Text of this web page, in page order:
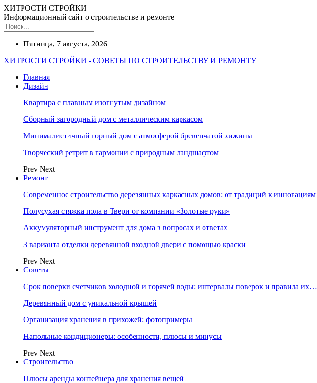
ХИТРОСТИ СТРОЙКИ
Информационный сайт о строительстве и ремонте
Пятница, 7 августа, 2026
ХИТРОСТИ СТРОЙКИ - СОВЕТЫ ПО СТРОИТЕЛЬСТВУ И РЕМОНТУ
Главная
Дизайн
Квартира с плавным изогнутым дизайном
Сборный загородный дом с металлическим каркасом
Минималистичный горный дом с атмосферой бревенчатой хижины
Творческий ретрит в гармонии с природным ландшафтом
Prev Next
Ремонт
Современное строительство деревянных каркасных домов: от традиций к инновациям
Полусухая стяжка пола в Твери от компании «Золотые руки»
Аккумуляторный инструмент для дома в вопросах и ответах
3 варианта отделки деревянной входной двери с помощью краски
Prev Next
Советы
Срок поверки счетчиков холодной и горячей воды: интервалы поверок и правила их…
Деревянный дом с уникальной крышей
Организация хранения в прихожей: фотопримеры
Напольные кондиционеры: особенности, плюсы и минусы
Prev Next
Строительство
Плюсы аренды контейнера для хранения вещей